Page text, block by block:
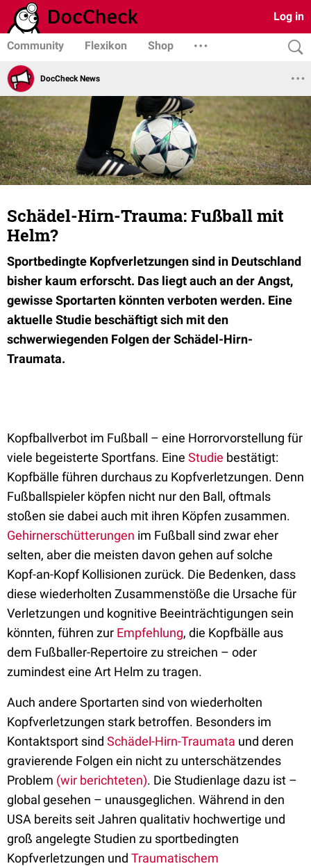
Log in
Community Flexikon Shop
DocCheck News
Schädel-Hirn-Trauma: Fußball mit
Helm?
Sportbedingte Kopfverletzungen sind in Deutschland
bisher kaum erforscht. Das liegt auch an der Angst,
gewisse Sportarten könnten verboten werden. Eine
aktuelle Studie beschäftigt sich mit den
schwerwiegenden Folgen der Schädel-Hirn-
Traumata.
Kopfballverbot im Fußball – eine Horrorvorstellung für
viele begeisterte Sportfans. Eine Studie bestätigt:
Kopfbälle führen durchaus zu Kopfverletzungen. Denn
Fußballspieler köpfen nicht nur den Ball, oftmals
stoßen sie dabei auch mit ihren Köpfen zusammen.
Gehirnerschütterungen im Fußball sind zwar eher
selten, aber die meisten davon gehen auf solche
Kopf-an-Kopf Kollisionen zurück. Die Bedenken, dass
diese wiederholten Zusammenstöße die Ursache für
Verletzungen und kognitive Beeinträchtigungen sein
könnten, führen zur Empfehlung, die Kopfbälle aus
dem Fußballer-Repertoire zu streichen – oder
zumindest eine Art Helm zu tragen.
Auch andere Sportarten sind von wiederholten
Kopfverletzungen stark betroffen. Besonders im
Kontaktsport sind Schädel-Hirn-Traumata und deren
gravierende Folgen ein nicht zu unterschätzendes
Problem (wir berichteten). Die Studienlage dazu ist –
global gesehen – unausgeglichen. Während in den
USA bereits seit Jahren qualitativ hochwertige und
groß angelegte Studien zu sportbedingten
Kopfverletzungen und Traumatischem